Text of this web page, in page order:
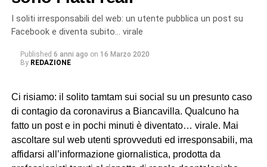
I soliti irresponsabili del web: un utente pubblica un post su
Facebook e diventa subito… virale
Published 6 anni ago on 16 Marzo 2020
By REDAZIONE
Ci risiamo: il solito tamtam sui social su un presunto caso
di contagio da coronavirus a Biancavilla. Qualcuno ha
fatto un post e in pochi minuti è diventato… virale. Mai
ascoltare sul web utenti sprovveduti ed irresponsabili, ma
affidarsi all’informazione giornalistica, prodotta da